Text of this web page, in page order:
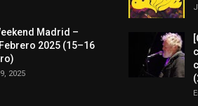
Madrid –
2025 (15–16
2025